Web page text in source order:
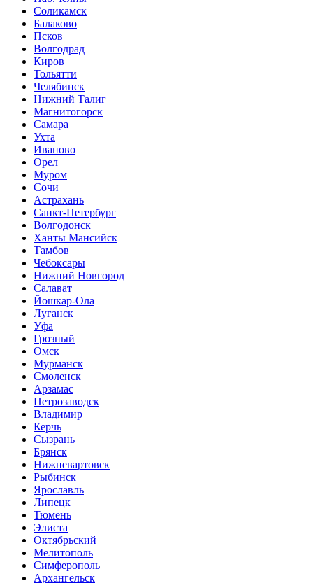
Соликамск
Балаково
Псков
Волгодрад
Киров
Тольятти
Челябинск
Нижний Талиг
Магнитогорск
Самара
Ухта
Иваново
Орел
Муром
Сочи
Астрахань
Санкт-Петербург
Волгодонск
Ханты Мансийск
Тамбов
Чебоксары
Нижний Новгород
Салават
Йошкар-Ола
Луганск
Уфа
Грозный
Омск
Мурманск
Смоленск
Арзамас
Петрозаводск
Владимир
Керчь
Сызрань
Брянск
Нижневартовск
Рыбинск
Ярославль
Липецк
Тюмень
Элиста
Октябрьский
Мелитополь
Симферополь
Архангельск